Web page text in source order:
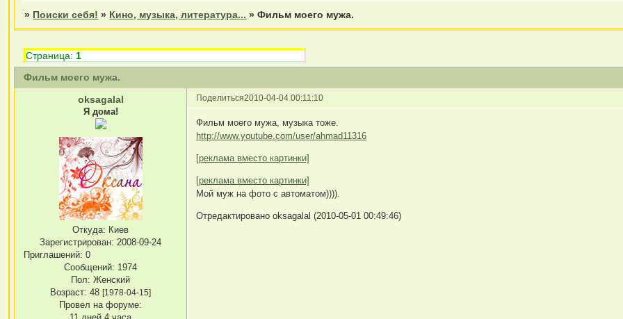
» Поиски себя! » Кино, музыка, литература... »Фильм моего мужа.
Фильм моего мужа.
Страница: 1
Поделиться2010-04-04 00:11:10
oksagalal
Я дома!
Откуда: Киев
Зарегистрирован: 2008-09-24
Приглашений: 0
Сообщений: 1974
Пол: Женский
Возраст: 48[1978-04-15]
Провел на форуме:
11 дней 4 часа
Фильм моего мужа, музыка тоже.
http://www.youtube.com/user/ahmad11316
[реклама вместо картинки]
[реклама вместо картинки]
Мой муж на фото с автоматом)))).
Отредактировано oksagalal (2010-05-01 00:49:46)